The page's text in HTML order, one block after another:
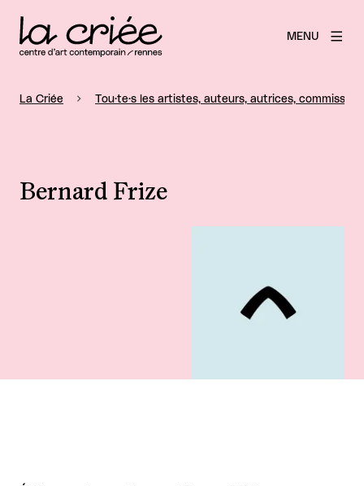
MENU
La Criée Tou·te·s les artistes, auteurs, autrices,
Bernard Frize